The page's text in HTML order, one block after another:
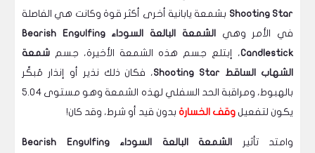
Shooting Star بشمعة يابانية أخرى أكثر قوة وكانت هي الفاصلة
في الأمر وهي
الشمعة البالعة السوداء Bearish Engulfing
Candlestick، إبتلع جسم هذه الشمعة الأخيرة، جسم شمعة
الشهاب الساقط Shooting Star
، فكان ذلك نذير أو إنذار مُبكِّر
بالهبوط، ومراقبة الحد السفلي لهذه الشمعة وهو مستوى 5.04
يكون لتفعيل وقف الخسارة بدون قيد أو شرط، وقد كان!
وامتد تأثير
الشمعة البالعة السوداء Bearish Engulfing